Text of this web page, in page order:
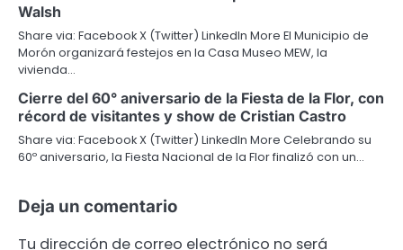
Walsh
Share via: Facebook X (Twitter) LinkedIn More El Municipio de
Morón organizará festejos en la Casa Museo MEW, la
vivienda…
Cierre del 60° aniversario de la Fiesta de la Flor, con
récord de visitantes y show de Cristian Castro
Share via: Facebook X (Twitter) LinkedIn More Celebrando su
60º aniversario, la Fiesta Nacional de la Flor finalizó con un…
Deja un comentario
Tu dirección de correo electrónico no será